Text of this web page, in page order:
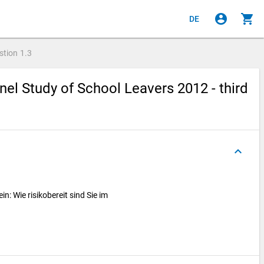
DE account_circle shopping_cart
1.3
Study of School Leavers 2012 - third
keyboard_arrow_up
Wie risikobereit sind Sie im